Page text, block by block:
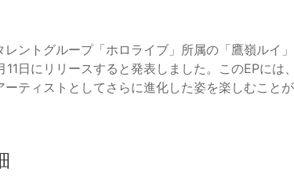
レントグループ「ホロライブ」所属の「鷹嶺ルイ
11日にリリースすると発表しました。このEPに
ーティストとしてさらに進化した姿を楽しむこと